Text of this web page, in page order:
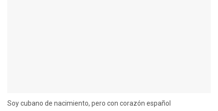
Soy cubano de nacimiento, pero con corazón español